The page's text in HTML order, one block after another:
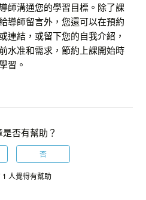
師溝通您的學習目標。除了課
導師留言外，您還可以在預約
連結，或留下您的自我介紹，
水准和需求，節約上課開始時
習。
否有幫助？
否
1 人覺得有幫助